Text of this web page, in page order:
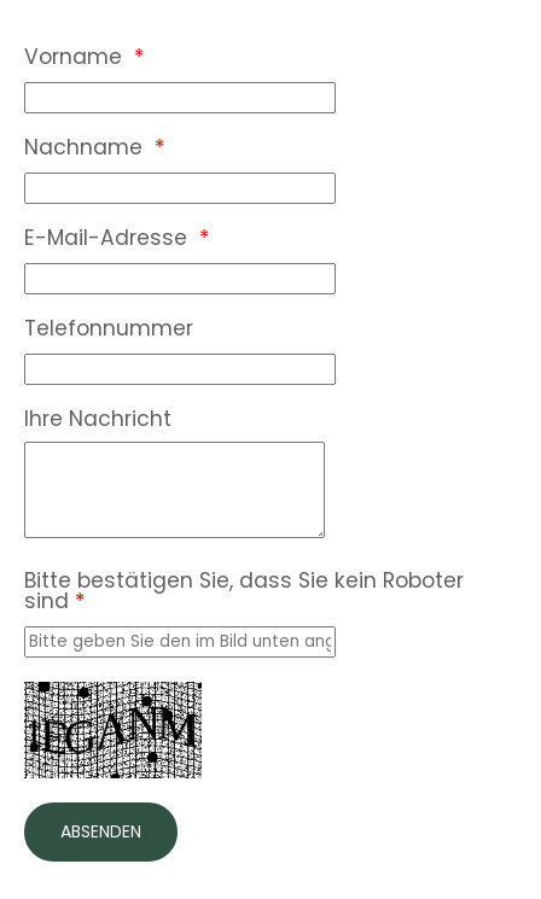
Vorname *
Nachname *
E-Mail-Adresse *
Telefonnummer
Ihre Nachricht
Bitte bestätigen Sie, dass Sie kein Roboter
sind *